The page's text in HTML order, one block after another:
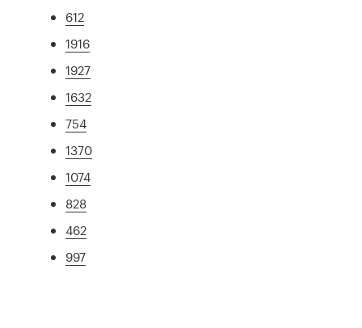
612
1916
1927
1632
754
1370
1074
828
462
997